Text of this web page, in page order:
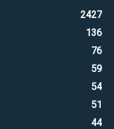
2427
136
76
59
54
51
44